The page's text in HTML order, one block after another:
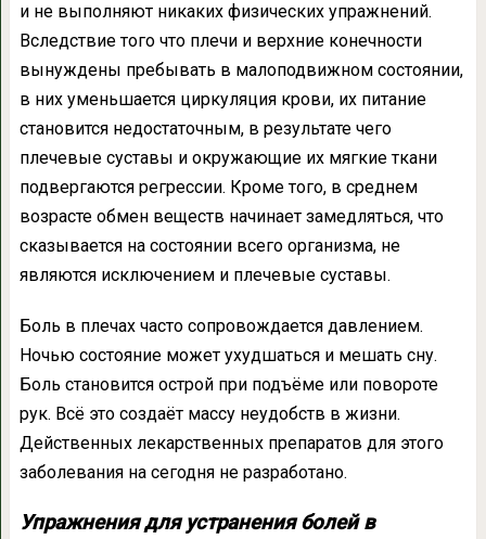
и не выполняют никаких физических упражнений.
Вследствие того что плечи и верхние конечности
вынуждены пребывать в малоподвижном состоянии,
в них уменьшается циркуляция крови, их питание
становится недостаточным, в результате чего
плечевые суставы и окружающие их мягкие ткани
подвергаются регрессии. Кроме того, в среднем
возрасте обмен веществ начинает замедляться, что
сказывается на состоянии всего организма, не
являются исключением и плечевые суставы.
Боль в плечах часто сопровождается давлением.
Ночью состояние может ухудшаться и мешать сну.
Боль становится острой при подъёме или повороте
рук. Всё это создаёт массу неудобств в жизни.
Действенных лекарственных препаратов для этого
заболевания на сегодня не разработано.
Упражнения для устранения болей в